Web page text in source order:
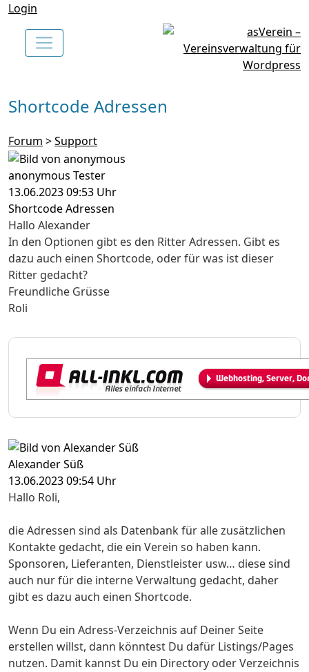
Login
Shortcode Adressen
Forum >Support
anonymous Tester
13.06.2023 09:53 Uhr
Shortcode Adressen
Hallo Alexander
In den Optionen gibt es den Ritter Adressen. Gibt es
dazu auch einen Shortcode, oder für was ist dieser
Ritter gedacht?
Freundliche Grüsse
Roli
Alexander Süß
13.06.2023 09:54 Uhr
Hallo Roli,
die Adressen sind als Datenbank für alle zusätzlichen
Kontakte gedacht, die ein Verein so haben kann.
Sponsoren, Lieferanten, Dienstleister usw… diese sind
auch nur für die interne Verwaltung gedacht, daher
gibt es dazu auch einen Shortcode.
Wenn Du ein Adress-Verzeichnis auf Deiner Seite
erstellen willst, dann könntest Du dafür Listings/Pages
nutzen. Damit kannst Du ein Directory oder Verzeichnis